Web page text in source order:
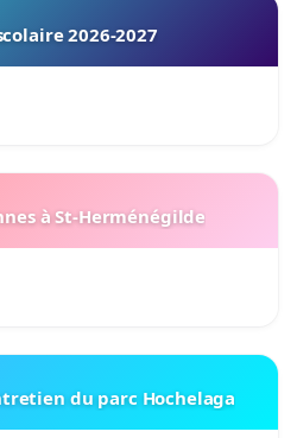
2026-2027
à St-Herménégilde
du parc Hochelaga